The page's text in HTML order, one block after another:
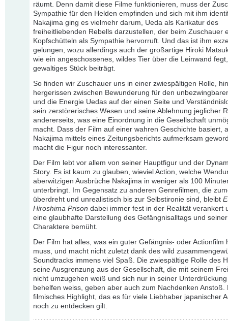
räumt. Denn damit diese Filme funktionieren, muss der
Sympathie für den Helden empfinden und sich mit ihm
Nakajima ging es vielmehr darum, Ueda als Karikatur des
freiheitliebenden Rebells darzustellen, der beim Zuschauer
Kopfschütteln als Sympathie hervorruft. Und das ist ihm
gelungen, wozu allerdings auch der großartige Hiroki
wie ein angeschossenes, wildes Tier über die Leinwand
gewaltiges Stück beiträgt.
So finden wir Zuschauer uns in einer zwiespältigen Rolle,
hergerissen zwischen Bewunderung für den
und die Energie Uedas auf der einen Seite und
sein zerstörerisches Wesen und seine Ablehnung jeglicher
andererseits, was eine Einordnung in die Gesellschaft
macht. Dass der Film auf einer wahren Geschichte basiert,
Nakajima mittels eines Zeitungsberichts aufmerksam
macht die Figur noch interessanter.
Der Film lebt vor allem von seiner Hauptfigur und der
Story. Es ist kaum zu glauben, wieviel Action, welche
aberwitzigen Ausbrüche Nakajima in weniger als 100
unterbringt. Im Gegensatz zu anderen Genrefilmen, die
überdreht und unrealistisch bis zur Selbstironie sind, bleibt
Hiroshima Prison dabei immer fest in der Realität verankert
eine glaubhafte Darstellung des Gefängnisalltags und seiner
Charaktere bemüht.
Der Film hat alles, was ein guter Gefängnis- oder Actionfilm
muss, und macht nicht zuletzt dank des wild
Soundtracks immens viel Spaß. Die zwiespältige Rolle des
seine Ausgrenzung aus der Gesellschaft, die mit seinem
nicht umzugehen weiß und sich nur in seiner
behelfen weiss, geben aber auch zum Nachdenken Anstoß.
filmisches Highlight, das es für viele Liebhaber japanischer
noch zu entdecken gilt.